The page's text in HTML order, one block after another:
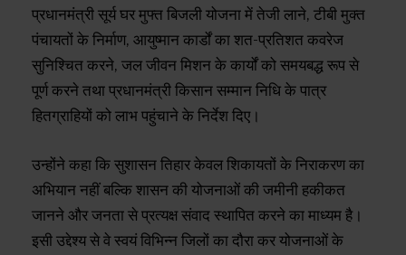
प्रधानमंत्री सूर्य घर मुफ्त बिजली योजना में तेजी लाने, टीबी मुक्त
पंचायतों के निर्माण, आयुष्मान कार्डों का शत-प्रतिशत कवरेज
सुनिश्चित करने, जल जीवन मिशन के कार्यों को समयबद्ध रूप से
पूर्ण करने तथा प्रधानमंत्री किसान सम्मान निधि के पात्र
हितग्राहियों को लाभ पहुंचाने के निर्देश दिए।
उन्होंने कहा कि सुशासन तिहार केवल शिकायतों के निराकरण का
अभियान नहीं बल्कि शासन की योजनाओं की जमीनी हकीकत
जानने और जनता से प्रत्यक्ष संवाद स्थापित करने का माध्यम है।
इसी उद्देश्य से वे स्वयं विभिन्न जिलों का दौरा कर योजनाओं के